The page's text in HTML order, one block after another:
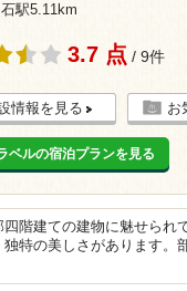
駅5.11km
3.7 点 / 9件
情報を見る お
ベルの宿泊プランを見る
階建ての建物に魅せられ
特の美しさがあります。